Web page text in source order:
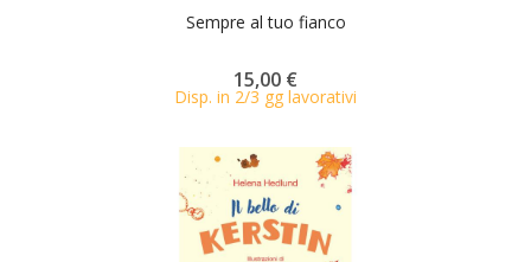
Sempre al tuo fianco
15,00 €
Disp. in 2/3 gg lavorativi